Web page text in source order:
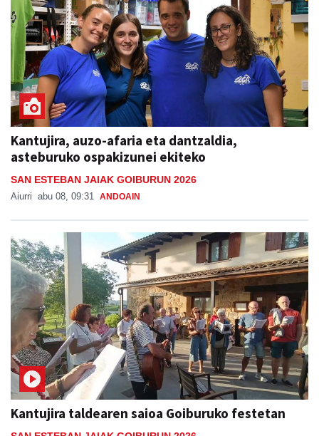
Kantujira, auzo-afaria eta dantzaldia,
asteburuko ospakizunei ekiteko
SAN ESTEBAN JAIAK GOIBURUN 2026
Aiurri abu 08, 09:31 ANDOAIN
Kantujira taldearen saioa Goiburuko festetan